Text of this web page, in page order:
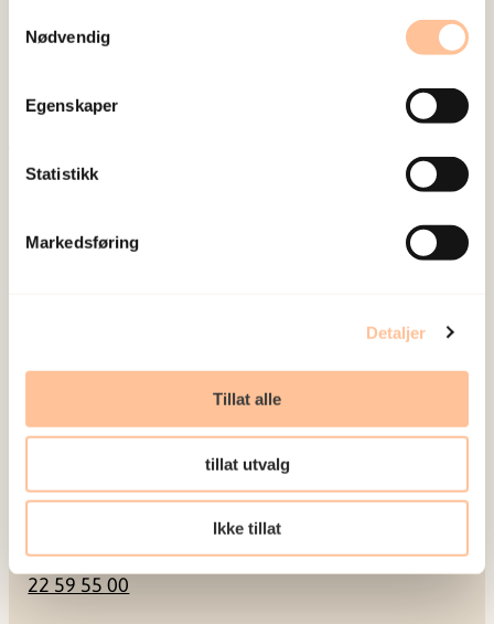
Nødvendig
Egenskaper
Statistikk
Markedsføring
Detaljer
Tillat alle
tillat utvalg
Ikke tillat
Publikasjoner
Meld deg på vårt nyhetsbrev
Pb. 181 Nydalen
Besøksadresse
22 59 55 00